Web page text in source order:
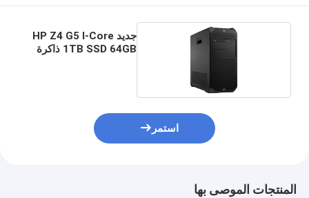
جديد HP Z4 G5 I-Core
1TB SSD 64GB ذاكرة
استمر
المنتجات الموصى بها